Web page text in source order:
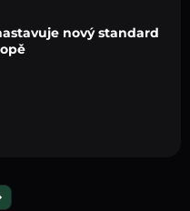
nový standard